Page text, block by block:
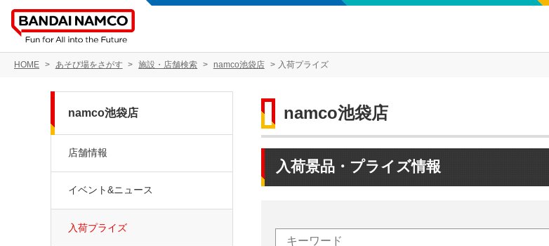
HOME あそび場をさがす 施設・店舗検索 namco池袋店 入荷プライズ
namco池袋店
入荷景品・プライズ情報
namco池袋店
店舗情報
イベント&ニュース
入荷プライズ